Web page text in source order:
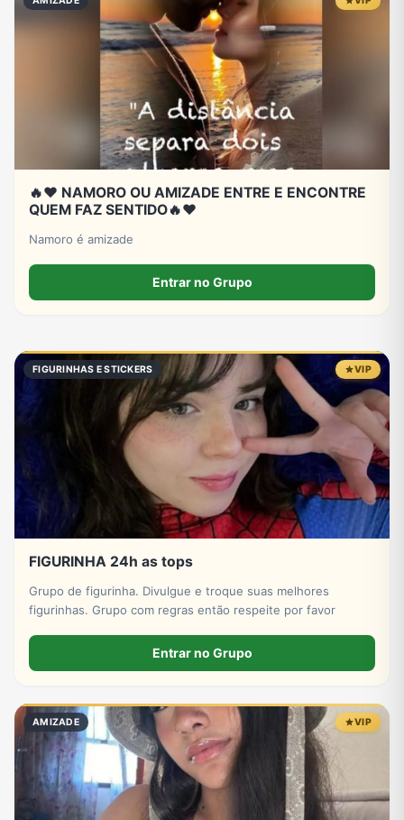
🔥❤️ NAMORO OU AMIZADE ENTRE E ENCONTRE
QUEM FAZ SENTIDO🔥❤️
Namoro é amizade
Entrar no Grupo
FIGURINHAS E STICKERS VIP
FIGURINHA 24h as tops
Grupo de figurinha. Divulgue e troque suas melhores
figurinhas. Grupo com regras então respeite por favor
Entrar no Grupo
AMIZADE VIP